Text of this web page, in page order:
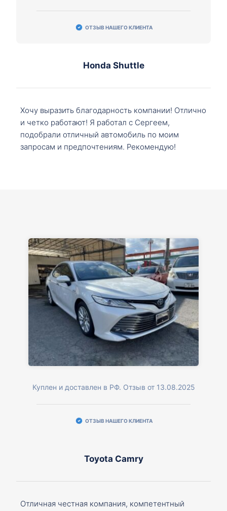
ОТЗЫВ НАШЕГО КЛИЕНТА
Honda Shuttle
Хочу выразить благодарность компании! Отлично
и четко работают! Я работал с Сергеем,
подобрали отличный автомобиль по моим
запросам и предпочтениям. Рекомендую!
Куплен и доставлен в РФ. Отзыв от 13.08.2025
ОТЗЫВ НАШЕГО КЛИЕНТА
Toyota Camry
Отличная честная компания, компетентный